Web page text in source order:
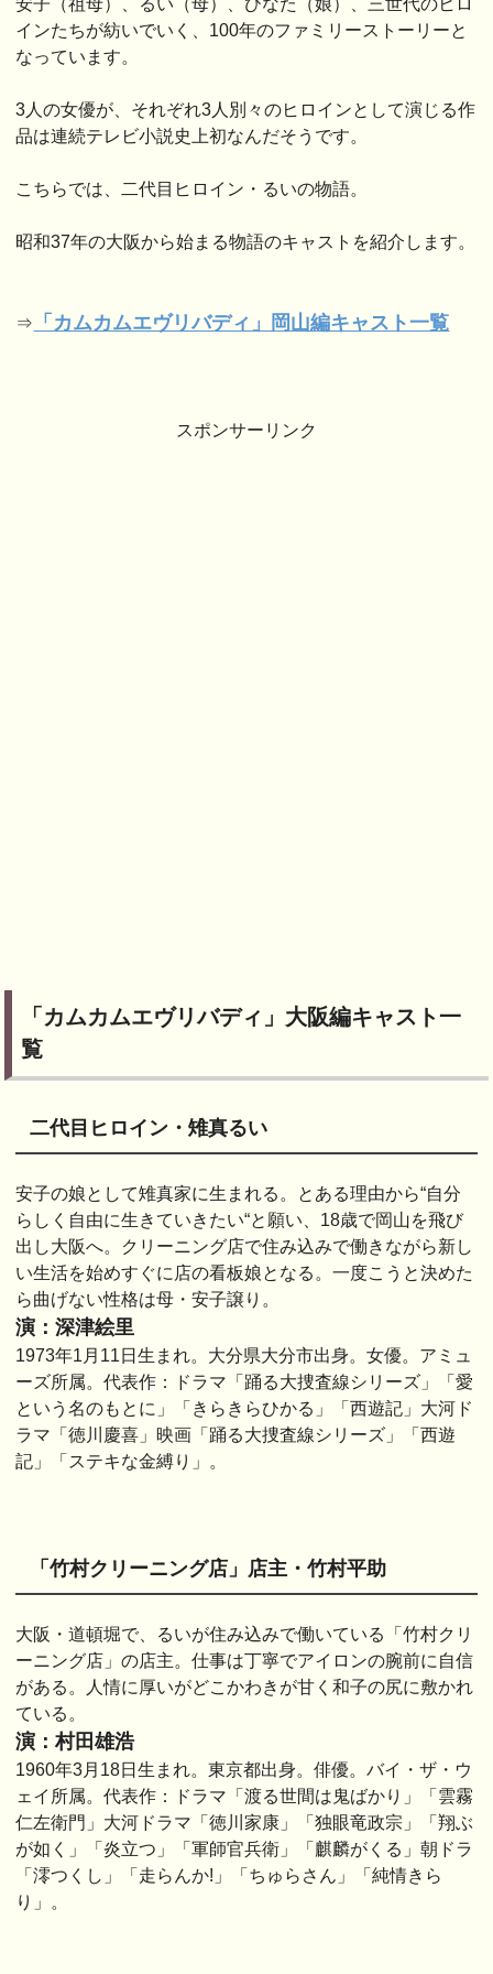
安子（祖母）、るい（母）、ひなた（娘）、三世代のヒロ
インたちが紡いでいく、100年のファミリーストーリーと
なっています。
3人の女優が、それぞれ3人別々のヒロインとして演じる作
品は連続テレビ小説史上初なんだそうです。
こちらでは、二代目ヒロイン・るいの物語。
昭和37年の大阪から始まる物語のキャストを紹介します。
⇒ 「カムカムエヴリバディ」岡山編キャスト一覧
スポンサーリンク
「カムカムエヴリバディ」大阪編キャスト一
覧
二代目ヒロイン・雉真るい
安子の娘として雉真家に生まれる。とある理由から“自分
らしく自由に生きていきたい“と願い、18歳で岡山を飛び
出し大阪へ。クリーニング店で住み込みで働きながら新し
い生活を始めすぐに店の看板娘となる。一度こうと決めた
ら曲げない性格は母・安子譲り。
演：深津絵里
1973年1月11日生まれ。大分県大分市出身。女優。アミュ
ーズ所属。代表作：ドラマ「踊る大捜査線シリーズ」「愛
という名のもとに」「きらきらひかる」「西遊記」大河ド
ラマ「徳川慶喜」映画「踊る大捜査線シリーズ」「西遊
記」「ステキな金縛り」。
「竹村クリーニング店」店主・竹村平助
大阪・道頓堀で、るいが住み込みで働いている「竹村クリ
ーニング店」の店主。仕事は丁寧でアイロンの腕前に自信
がある。人情に厚いがどこかわきが甘く和子の尻に敷かれ
ている。
演：村田雄浩
1960年3月18日生まれ。東京都出身。俳優。バイ・ザ・ウ
ェイ所属。代表作：ドラマ「渡る世間は鬼ばかり」「雲霧
仁左衛門」大河ドラマ「徳川家康」「独眼竜政宗」「翔ぶ
が如く」「炎立つ」「軍師官兵衛」「麒麟がくる」朝ドラ
「澪つくし」「走らんか!」「ちゅらさん」「純情きら
り」。